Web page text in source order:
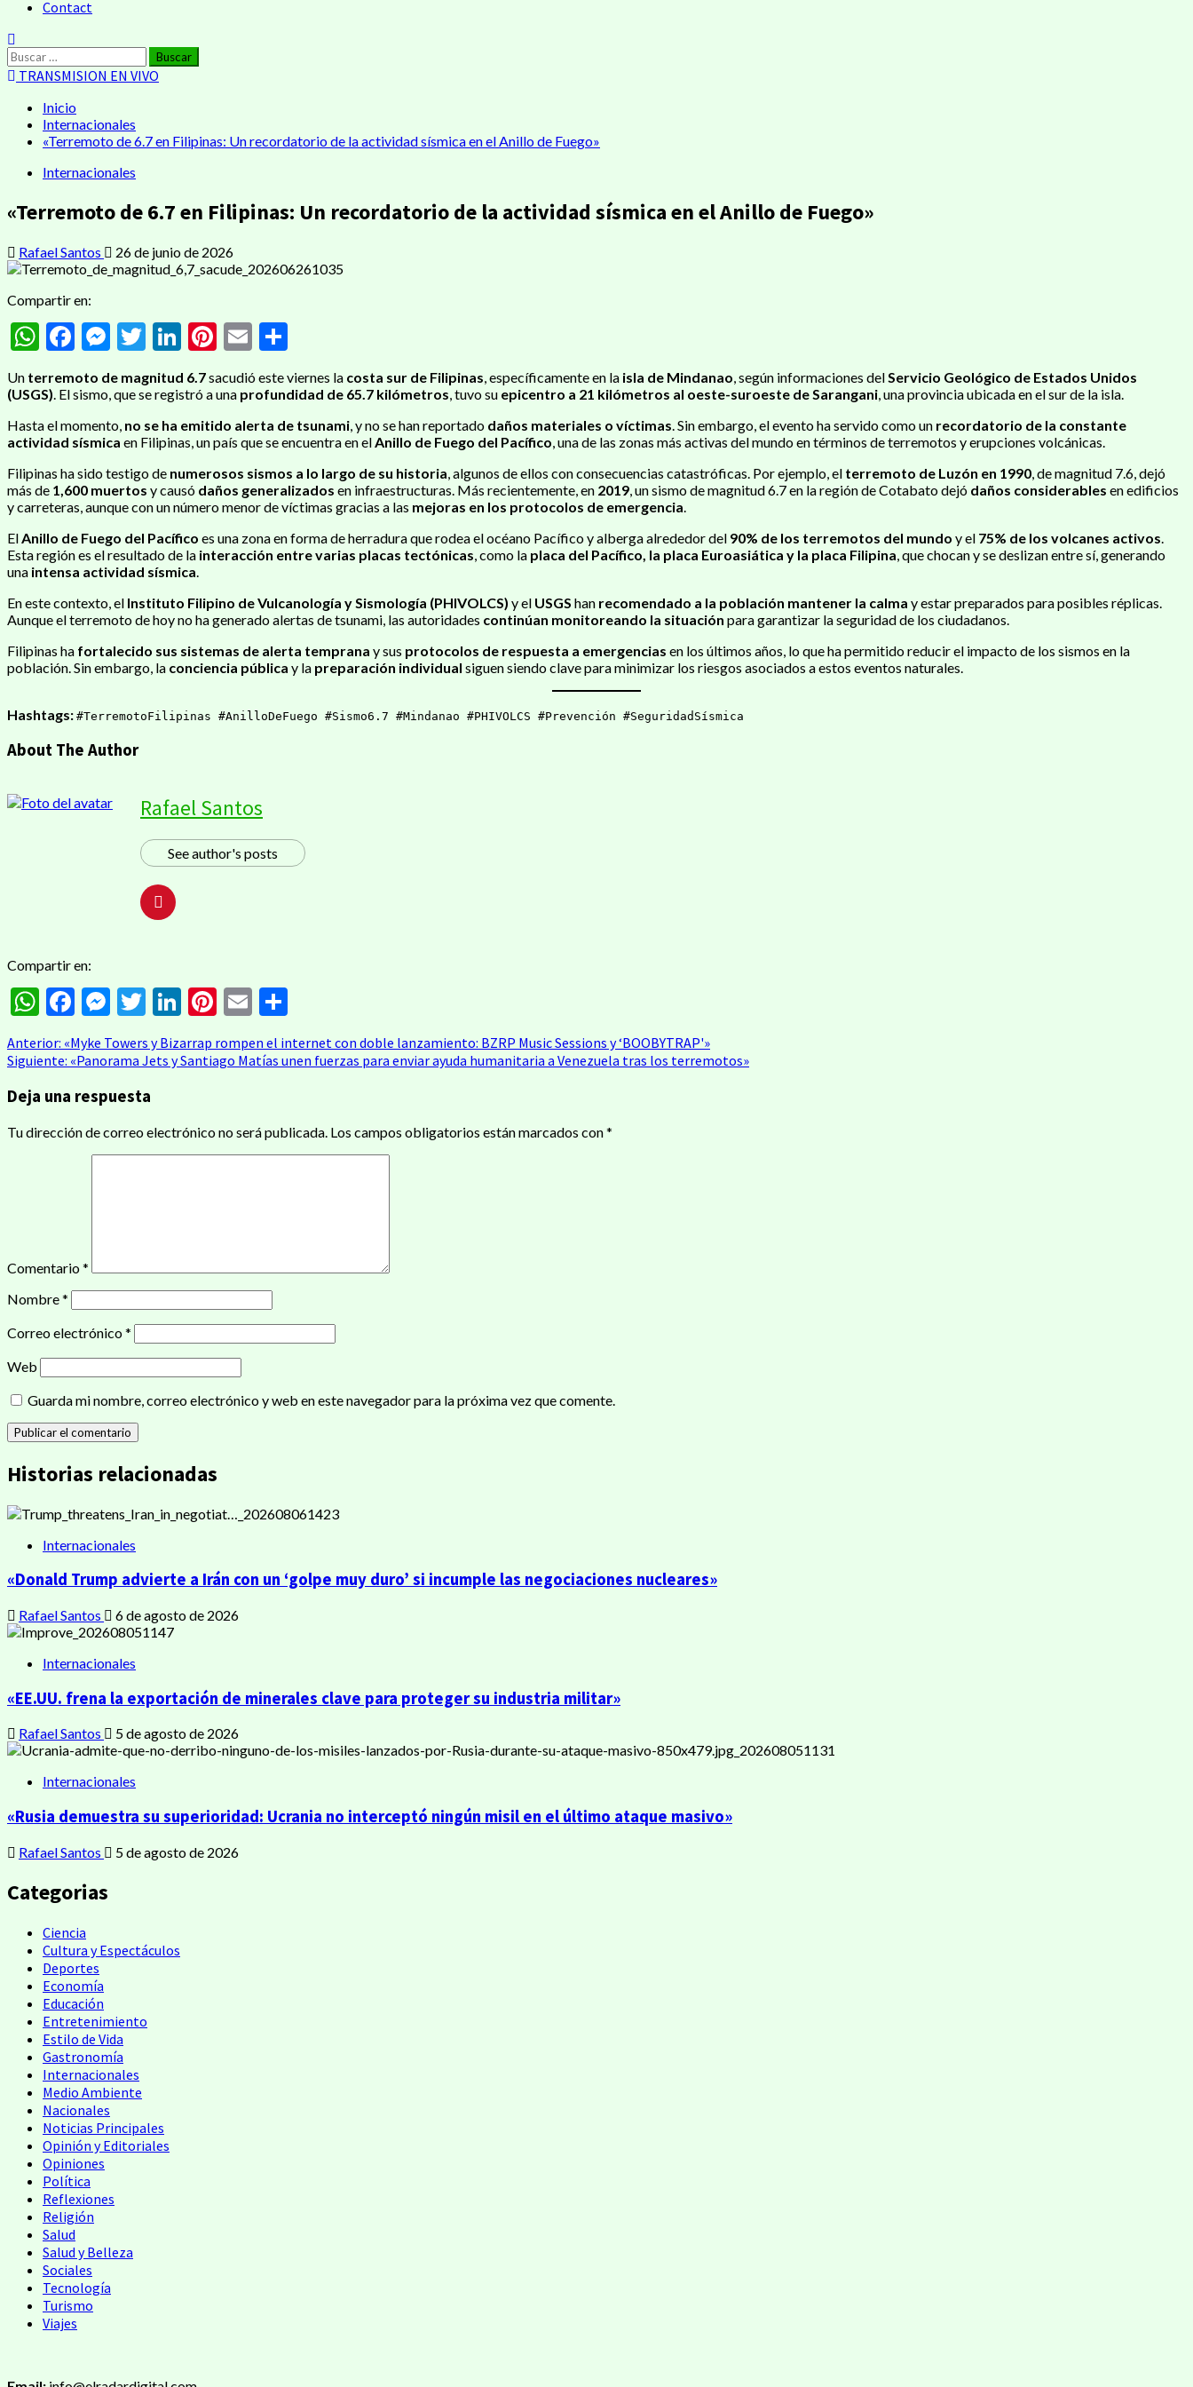
Contact
Buscar:
TRANSMISION EN VIVO
Inicio
Internacionales
«Terremoto de 6.7 en Filipinas: Un recordatorio de la actividad sísmica en el Anillo de Fuego»
Internacionales
«Terremoto de 6.7 en Filipinas: Un recordatorio de la actividad sísmica en el Anillo de Fuego»
Rafael Santos 26 de junio de 2026
Compartir en:
WhatsApp
Facebook
Messenger
Twitter
LinkedIn
Pinterest
Email
Un terremoto de magnitud 6.7sacudió este viernes la costa sur de Filipinas, específicamente en la isla de Mindanao, según informaciones delServicio Geológico de Estados Unidos
(USGS). El sismo, que se registró a una profundidad de 65.7 kilómetros, tuvo su epicentro a 21 kilómetros al oeste-suroeste de Sarangani, una provincia ubicada en el sur de la isla.
Hasta el momento, no se ha emitido alerta de tsunami, y no se han reportado daños materiales o víctimas. Sin embargo, el evento ha servido como un recordatorio de la constante
actividad sísmica en Filipinas, un país que se encuentra en elAnillo de Fuego del Pacífico, una de las zonas más activas del mundo en términos de terremotos y erupciones volcánicas.
Filipinas ha sido testigo de numerosos sismos a lo largo de su historia, algunos de ellos con consecuencias catastróficas. Por ejemplo, el terremoto de Luzón en 1990, de magnitud 7.6, dejó
más de 1,600 muertos y causó daños generalizados en infraestructuras. Más recientemente, en 2019, un sismo de magnitud 6.7 en la región de Cotabato dejó daños considerables en edificios
y carreteras, aunque con un número menor de víctimas gracias a las mejoras en los protocolos de emergencia.
ElAnillo de Fuego del Pacífico es una zona en forma de herradura que rodea el océano Pacífico y alberga alrededor del 90% de los terremotos del mundo y el 75% de los volcanes activos.
Esta región es el resultado de la interacción entre varias placas tectónicas, como la placa del Pacífico, la placa Euroasiática y la placa Filipina, que chocan y se deslizan entre sí, generando
una intensa actividad sísmica.
En este contexto, el Instituto Filipino de Vulcanología y Sismología (PHIVOLCS) y el USGS han recomendado a la población mantener la calma y estar preparados para posibles réplicas.
Aunque el terremoto de hoy no ha generado alertas de tsunami, las autoridades continúan monitoreando la situación para garantizar la seguridad de los ciudadanos.
Filipinas ha fortalecido sus sistemas de alerta temprana y sus protocolos de respuesta a emergencias en los últimos años, lo que ha permitido reducir el impacto de los sismos en la
población. Sin embargo, la conciencia pública y la preparación individual siguen siendo clave para minimizar los riesgos asociados a estos eventos naturales.
Hashtags: #TerremotoFilipinas #AnilloDeFuego #Sismo6.7 #Mindanao #PHIVOLCS #Prevención #SeguridadSísmica
About The Author
Rafael Santos
See author's posts
Compartir en:
WhatsApp
Facebook
Messenger
Twitter
LinkedIn
Pinterest
Email
Navegación
de
entradas
Anterior: «Myke Towers y Bizarrap rompen el internet con doble lanzamiento: BZRP Music Sessions y ‘BOOBYTRAP'»
Siguiente: «Panorama Jets y Santiago Matías unen fuerzas para enviar ayuda humanitaria a Venezuela tras los terremotos»
Deja una respuesta
Tu dirección de correo electrónico no será publicada. Los campos obligatorios están marcados con*
Comentario*
Nombre*
Correo electrónico*
Web
Guarda mi nombre, correo electrónico y web en este navegador para la próxima vez que comente.
Historias relacionadas
Internacionales
«Donald Trump advierte a Irán con un ‘golpe muy duro’ si incumple las negociaciones nucleares»
Rafael Santos 6 de agosto de 2026
Internacionales
«EE.UU. frena la exportación de minerales clave para proteger su industria militar»
Rafael Santos 5 de agosto de 2026
Internacionales
«Rusia demuestra su superioridad: Ucrania no interceptó ningún misil en el último ataque masivo»
Rafael Santos 5 de agosto de 2026
Categorias
Ciencia
Cultura y Espectáculos
Deportes
Economía
Educación
Entretenimiento
Estilo de Vida
Gastronomía
Internacionales
Medio Ambiente
Nacionales
Noticias Principales
Opinión y Editoriales
Opiniones
Política
Reflexiones
Religión
Salud
Salud y Belleza
Sociales
Tecnología
Turismo
Viajes